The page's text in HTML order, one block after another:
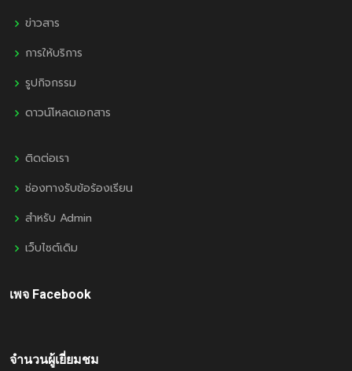
ข่าวสาร
การให้บริการ
รูปกิจกรรม
ดาวน์โหลดเอกสาร
ติดต่อเรา
ช่องทางรับข้อร้องเรียน
สำหรับ Admin
เว็บไซต์เดิม
เพจ Facebook
จำนวนผู้เยี่ยมชม